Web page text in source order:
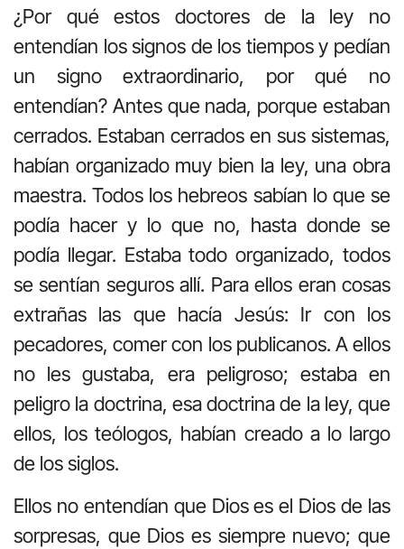
¿Por qué estos doctores de la ley no
entendían los signos de los tiempos y pedían
un signo extraordinario, por qué no
entendían? Antes que nada, porque estaban
cerrados. Estaban cerrados en sus sistemas,
habían organizado muy bien la ley, una obra
maestra. Todos los hebreos sabían lo que se
podía hacer y lo que no, hasta donde se
podía llegar. Estaba todo organizado, todos
se sentían seguros allí. Para ellos eran cosas
extrañas las que hacía Jesús: Ir con los
pecadores, comer con los publicanos. A ellos
no les gustaba, era peligroso; estaba en
peligro la doctrina, esa doctrina de la ley, que
ellos, los teólogos, habían creado a lo largo
de los siglos.
Ellos no entendían que Dios es el Dios de las
sorpresas, que Dios es siempre nuevo; que